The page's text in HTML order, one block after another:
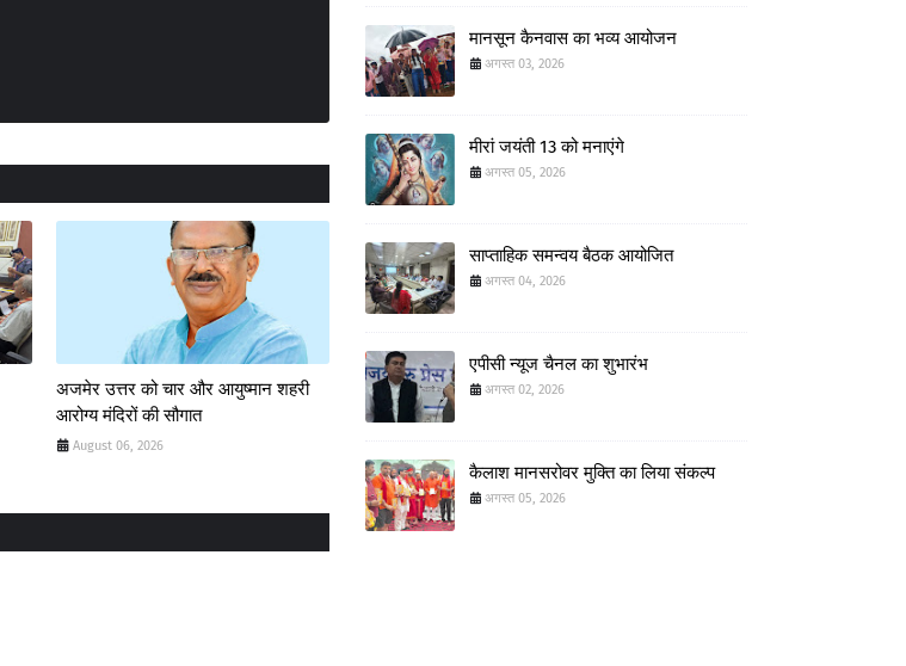
अजमेर उत्तर को चार और आयुष्मान शहरी
आरोग्य मंदिरों की सौगात
August 06, 2026
मानसून कैनवास का भव्य आयोजन
अगस्त 03, 2026
मीरां जयंती 13 को मनाएंगे
अगस्त 05, 2026
साप्ताहिक समन्वय बैठक आयोजित
अगस्त 04, 2026
एपीसी न्यूज चैनल का शुभारंभ
अगस्त 02, 2026
कैलाश मानसरोवर मुक्ति का लिया संकल्प
अगस्त 05, 2026